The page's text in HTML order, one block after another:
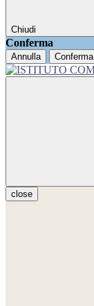
Chiudi
Conferma
Annulla Conferma
close